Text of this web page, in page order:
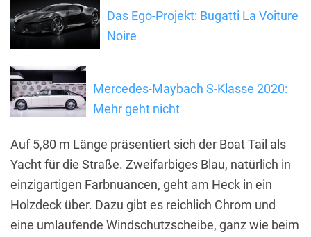
Das Ego-Projekt: Bugatti La Voiture
Noire
Mercedes-Maybach S-Klasse 2020:
Mehr geht nicht
Auf 5,80 m Länge präsentiert sich der Boat Tail als
Yacht für die Straße. Zweifarbiges Blau, natürlich in
einzigartigen Farbnuancen, geht am Heck in ein
Holzdeck über. Dazu gibt es reichlich Chrom und
eine umlaufende Windschutzscheibe, ganz wie beim